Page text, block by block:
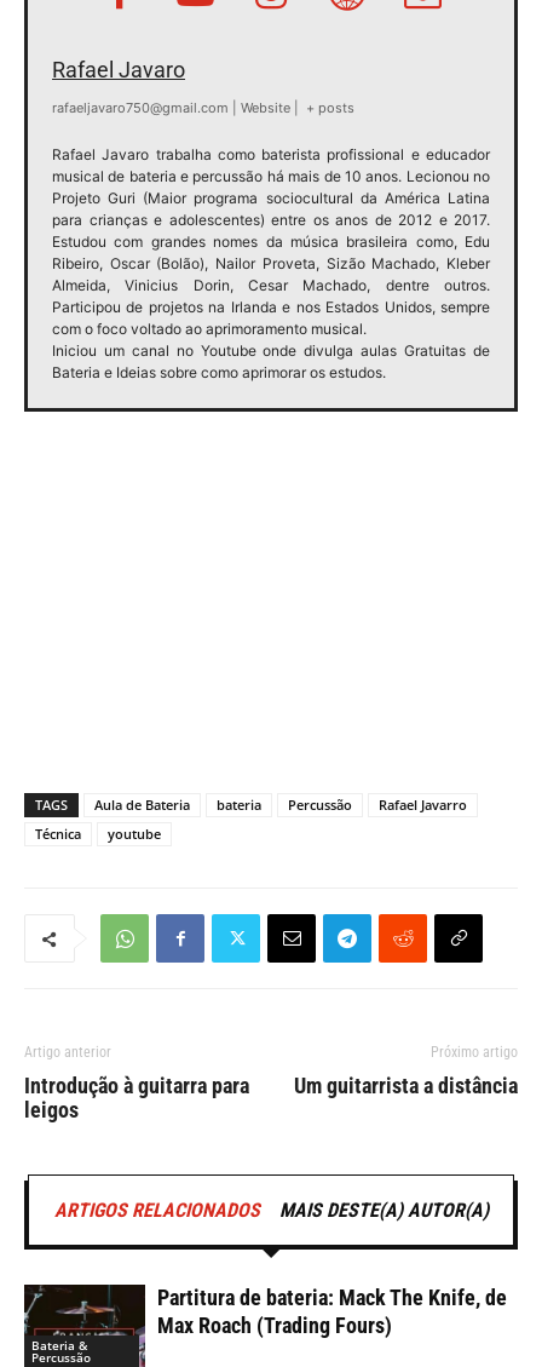
Rafael Javaro
rafaeljavaro750@gmail.com Website + posts
Rafael Javaro trabalha como baterista profissional e educador
musical de bateria e percussão há mais de 10 anos. Lecionou no
Projeto Guri (Maior programa sociocultural da América Latina
para crianças e adolescentes) entre os anos de 2012 e 2017.
Estudou com grandes nomes da música brasileira como, Edu
Ribeiro, Oscar (Bolão), Nailor Proveta, Sizão Machado, Kleber
Almeida, Vinicius Dorin, Cesar Machado, dentre outros.
Participou de projetos na Irlanda e nos Estados Unidos, sempre
com o foco voltado ao aprimoramento musical.
Iniciou um canal no Youtube onde divulga aulas Gratuitas de
Bateria e Ideias sobre como aprimorar os estudos.
TAGS Aula de Bateria bateria Percussão
Rafael Javarro
Técnica
youtube
Artigo anterior
Introdução à guitarra para
leigos
Próximo artigo
Um guitarrista a distância
ARTIGOS RELACIONADOS MAIS DESTE(A) AUTOR(A)
Bateria &
Percussão
Partitura de bateria: Mack The Knife, de
Max Roach (Trading Fours)